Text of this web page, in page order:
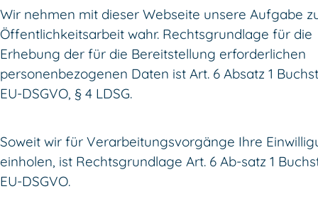
Wir nehmen mit dieser Webseite unsere Aufgabe
Öffentlichkeitsarbeit wahr. Rechtsgrundlage für die
Erhebung der für die Bereitstellung erforderlichen
personenbezogenen Daten ist Art. 6 Absatz 1
EU-DSGVO, § 4 LDSG.
Soweit wir für Verarbeitungsvorgänge Ihre
einholen, ist Rechtsgrundlage Art. 6 Ab-satz 1
EU-DSGVO.